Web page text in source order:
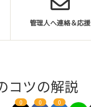
管理人へ連絡＆応援
コツの解説
0 0 0